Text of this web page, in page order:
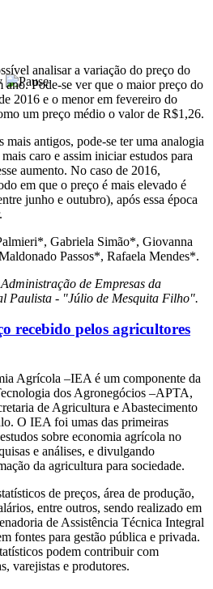
analisar a variação do preço do
ano. Pode-se ver que o maior preço do
2016 e o menor em fevereiro do
um preço médio o valor de R$1,26.
mais antigos, pode-se ter uma analogia
caro e assim iniciar estudos para
aumento. No caso de 2016,
em que o preço é mais elevado é
junho e outubro), após essa época
Gabriela Simão*, Giovanna
Passos*, Rafaela Mendes*.
de Empresas da
Paulista - "Júlio de Mesquita Filho".
recebido pelos agricultores
Agrícola –IEA é um componente da
dos Agronegócios –APTA,
de Agricultura e Abastecimento
O IEA foi umas das primeiras
sobre economia agrícola no
e análises, e divulgando
da agricultura para sociedade.
de preços, área de produção,
entre outros, sendo realizado em
de Assistência Técnica Integral
fontes para gestão pública e privada.
podem contribuir com
varejistas e produtores.